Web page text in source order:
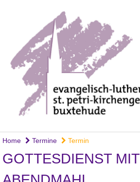
Home Termine Termin
GOTTESDIENST MIT